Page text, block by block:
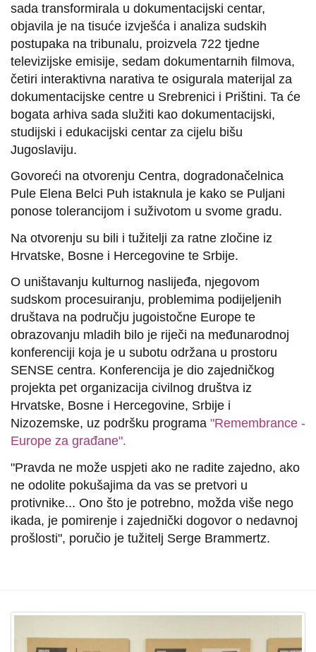
sada transformirala u dokumentacijski centar,
objavila je na tisuće izvješća i analiza sudskih
postupaka na tribunalu, proizvela 722 tjedne
televizijske emisije, sedam dokumentarnih filmova,
četiri interaktivna narativa te osigurala materijal za
dokumentacijske centre u Srebrenici i Prištini. Ta će
bogata arhiva sada služiti kao dokumentacijski,
studijski i edukacijski centar za cijelu bišu
Jugoslaviju.
Govoreći na otvorenju Centra, dogradonačelnica
Pule Elena Belci Puh istaknula je kako se Puljani
ponose tolerancijom i suživotom u svome gradu.
Na otvorenju su bili i tužitelji za ratne zločine iz
Hrvatske, Bosne i Hercegovine te Srbije.
O uništavanju kulturnog naslijeđa, njegovom
sudskom procesuiranju, problemima podijeljenih
društava na području jugoistočne Europe te
obrazovanju mladih bilo je riječi na međunarodnoj
konferenciji koja je u subotu održana u prostoru
SENSE centra. Konferencija je dio zajedničkog
projekta pet organizacija civilnog društva iz
Hrvatske, Bosne i Hercegovine, Srbije i
Nizozemske, uz podršku programa "Remembrance -
Europe za građane".
"Pravda ne može uspjeti ako ne radite zajedno, ako
ne odolite pokušajima da vas se pretvori u
protivnike... Ono što je potrebno, možda više nego
ikada, je pomirenje i zajednički dogovor o nedavnoj
prošlosti", poručio je tužitelj Serge Brammertz.